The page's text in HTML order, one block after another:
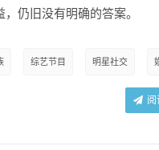
仍旧没有明确的答案。
综艺节目 明星社交
阅